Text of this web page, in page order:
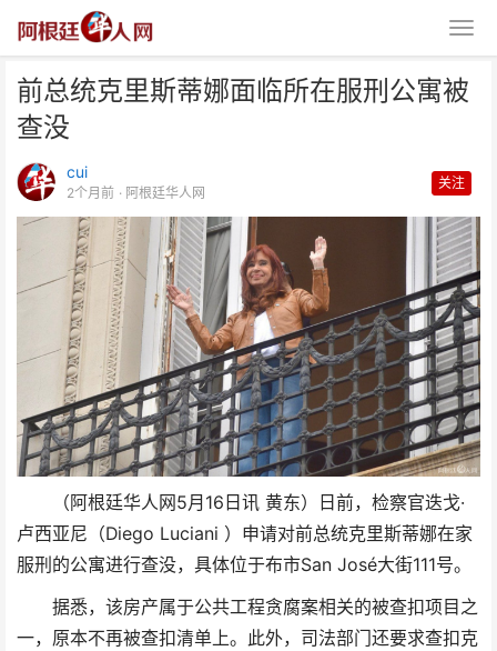
前总统克里斯蒂娜面临所在服刑公寓被
查没
cui
2个月前 · 阿根廷华人网
关注
（阿根廷华人网5月16日讯 黄东）日前，检察官迭戈·
卢西亚尼（Diego Luciani ）申请对前总统克里斯蒂娜在家
服刑的公寓进行查没，具体位于布市San José大街111号。
据悉，该房产属于公共工程贪腐案相关的被查扣项目之
一，原本不再被查扣清单上。此外，司法部门还要求查扣克
前总统克里斯蒂娜面临所在服刑公
寓被查没